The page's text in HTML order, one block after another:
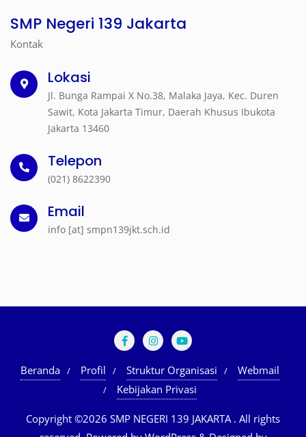
SMP Negeri 139 Jakarta
Kontak
Lokasi
Jl. Bunga Rampai X No.38, Malaka Jaya, Kec. Duren
Sawit, Kota Jakarta Timur, Daerah Khusus Ibukota
Jakarta 13460
Telepon
(021) 8622390
Email
info [at] smpn139jkt.sch.id
Beranda Profil Struktur Organisasi
Webmail
Kebijakan Privasi
Copyright ©2026 SMP NEGERI 139 JAKARTA . All rights